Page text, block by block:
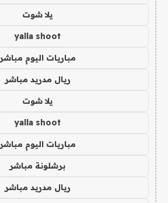
يلا شوت
yalla shoot
مباريات اليوم مباشر
ريال مدريد مباشر
يلا شوت
yalla shoot
مباريات اليوم مباشر
برشلونة مباشر
ريال مدريد مباشر